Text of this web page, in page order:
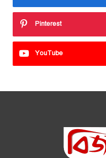
Pinterest
YouTube